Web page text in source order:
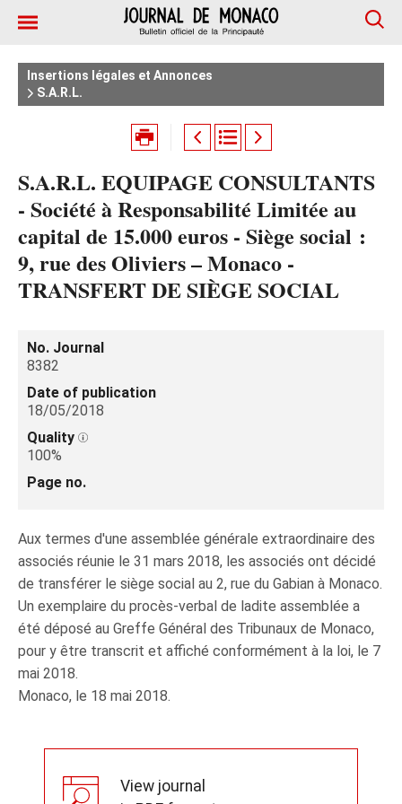
Insertions légales et Annonces
S.A.R.L.
S.A.R.L. EQUIPAGE CONSULTANTS
- Société à Responsabilité Limitée au
capital de 15.000 euros - Siège social :
9, rue des Oliviers – Monaco -
TRANSFERT DE SIÈGE SOCIAL
No. Journal
8382
Date of publication
18/05/2018
Quality
100%
Page no.
Aux termes d'une assemblée générale extraordinaire des
associés réunie le 31 mars 2018, les associés ont décidé
de transférer le siège social au 2, rue du Gabian à Monaco.
Un exemplaire du procès-verbal de ladite assemblée a
été déposé au Greffe Général des Tribunaux de Monaco,
pour y être transcrit et affiché conformément à la loi, le 7
mai 2018.
Monaco, le 18 mai 2018.
View journal